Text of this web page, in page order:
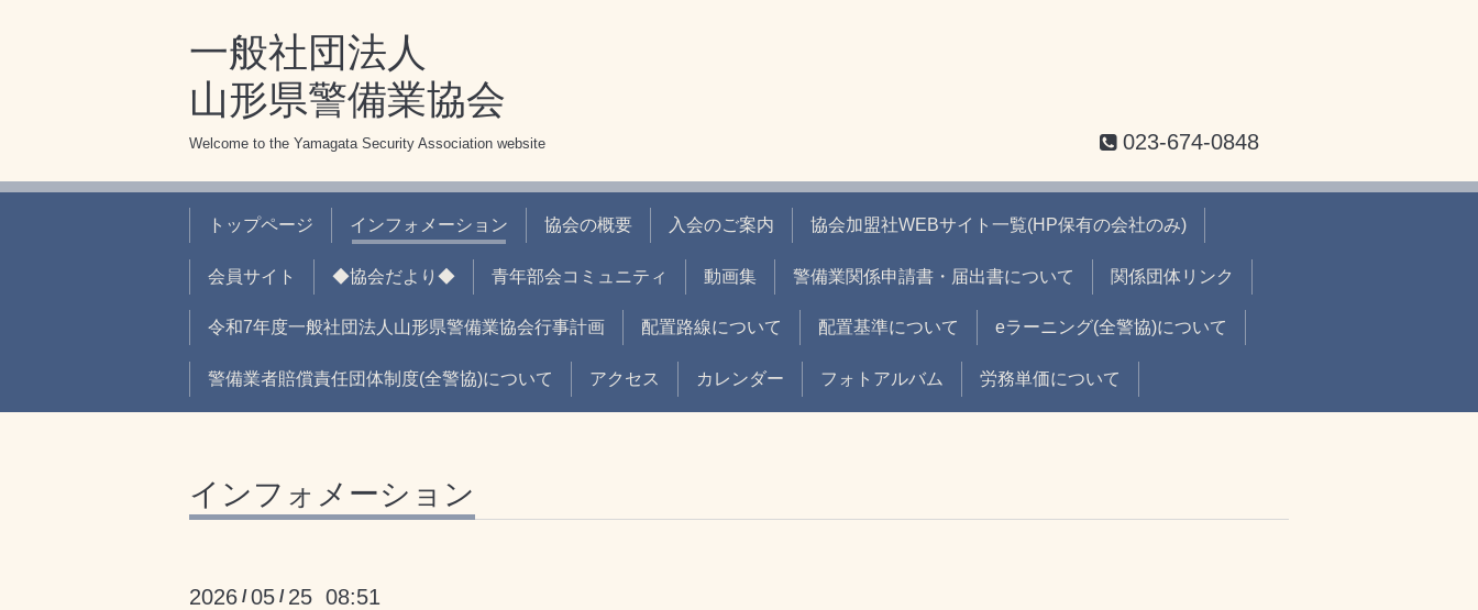
一般社団法人
山形県警備業協会
Welcome to the Yamagata Security Association website 023-674-0848
トップページ インフォメーション 協会の概要 入会のご案内 協会加盟社WEBサイト一覧(HP保有の会社のみ)
会員サイト ◆協会だより◆ 青年部会コミュニティ 動画集 警備業関係申請書・届出書について 関係団体リンク
令和7年度一般社団法人山形県警備業協会行事計画 配置路線について 配置基準について eラーニング(全警協)について
警備業者賠償責任団体制度(全警協)について アクセス カレンダー フォトアルバム 労務単価について
インフォメーション
2026 /05 / 25 08:51